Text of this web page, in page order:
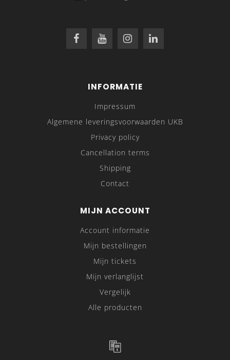
INFORMATIE
Impressum
Algemene leveringsvoorwaarden UKB
Privacy policy
Cancellation terms
Shipping
Contact
MIJN ACCOUNT
Account informatie
Mijn bestellingen
Mijn tickets
Mijn verlanglijst
Vergelijk
Alle producten